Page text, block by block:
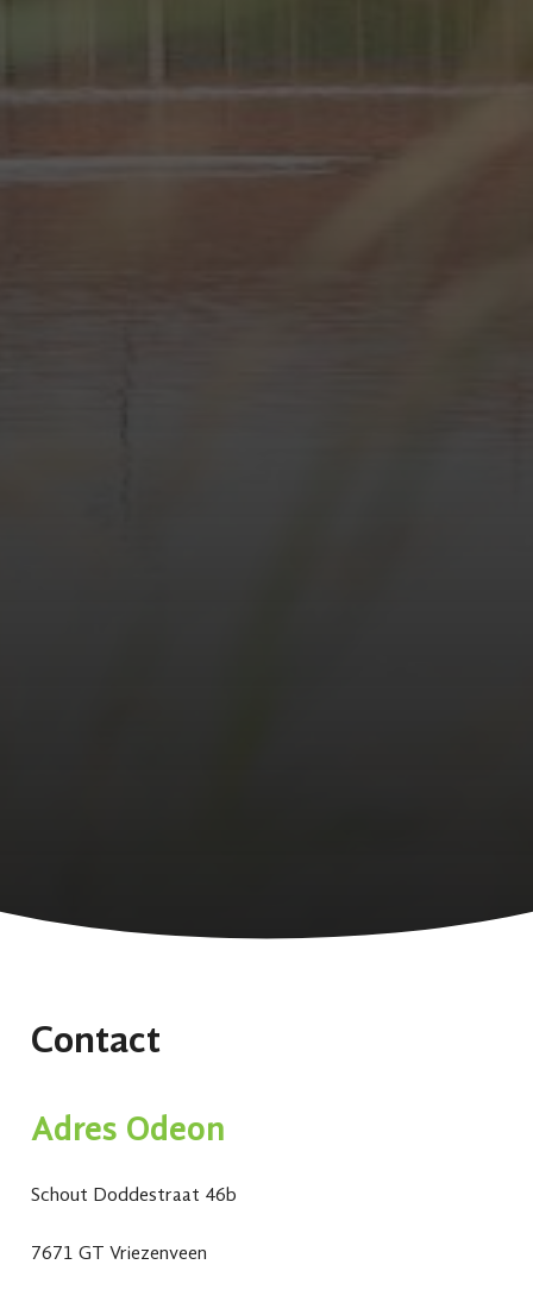
Contact
Adres Odeon
Schout Doddestraat 46b
7671 GT Vriezenveen